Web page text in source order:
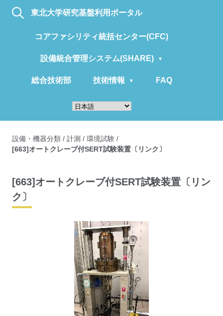
東北大学研究基盤利用ポータル
コアファシリティ統括センター(CFC)
設備統合管理システム(SHARE)
総合技術部 技術情報 FAQ
設備・機器分類 / 計測 / 環境試験 /
[663]オートクレーブ付SERT試験装置〔リンク〕
[663]オートクレーブ付SERT試験装置〔リン
ク〕